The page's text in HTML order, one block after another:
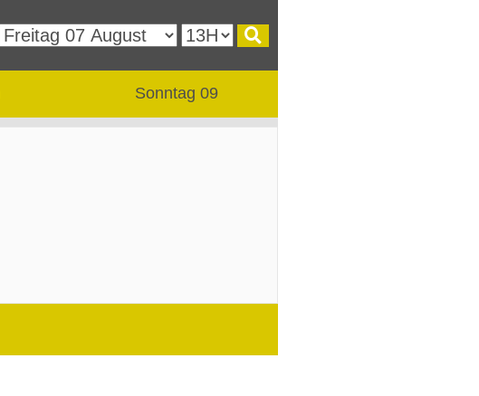
Sonntag 09